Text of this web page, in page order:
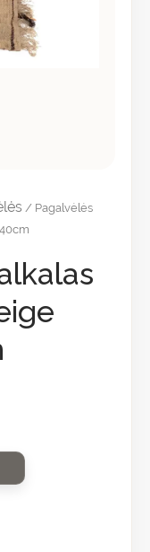
/ Pagalvėlės